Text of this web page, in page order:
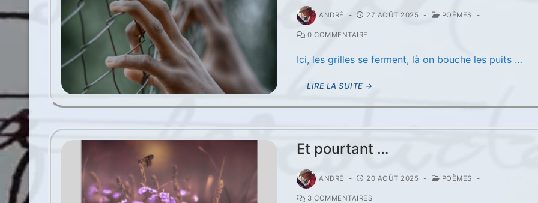
ANDRÉ - 27 AOÛT 2025 - POÈMES -
0 COMMENTAIRE
Ici, les grilles se ferment, là on bouche les puits …
LIRE LA SUITE →
Et pourtant …
ANDRÉ - 20 AOÛT 2025 - POÈMES -
3 COMMENTAIRES